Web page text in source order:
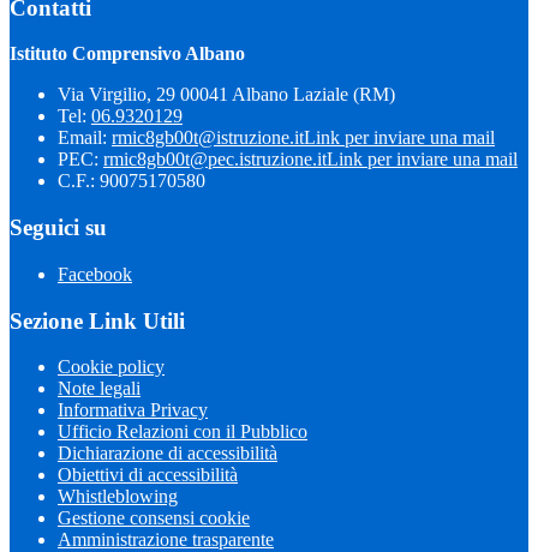
Contatti
Istituto Comprensivo Albano
Via Virgilio, 29 00041 Albano Laziale (RM)
Tel: 06.9320129
Email: rmic8gb00t@istruzione.itLink per inviare una mail
PEC: rmic8gb00t@pec.istruzione.itLink per inviare una mail
C.F.: 90075170580
Seguici su
Facebook
Sezione Link Utili
Cookie policy
Note legali
Informativa Privacy
Ufficio Relazioni con il Pubblico
Dichiarazione di accessibilità
Obiettivi di accessibilità
Whistleblowing
Gestione consensi cookie
Amministrazione trasparente